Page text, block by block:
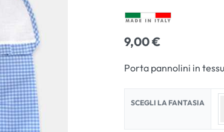
9,00€
Porta pannolini in
SCEGLI LA FANTASIA